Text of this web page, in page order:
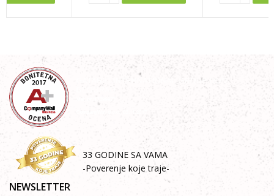
33 GODINE SA VAMA
-Poverenje koje traje-
NEWSLETTER